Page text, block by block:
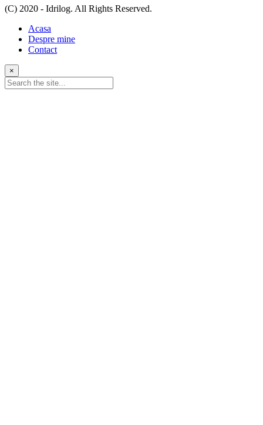
(C) 2020 - Idrilog. All Rights Reserved.
Acasa
Despre mine
Contact
×